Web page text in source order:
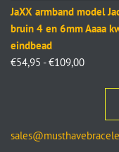
JaXX armband model
bruin 4 en 6mm Aaaa
eindbead
€54,95 - €109,00